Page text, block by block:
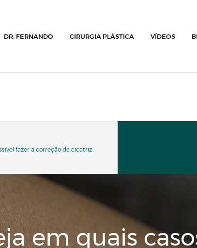
DR. FERNANDO CIRURGIA PLÁSTICA VÍDEOS
fazer a correção de cicatriz
em quais